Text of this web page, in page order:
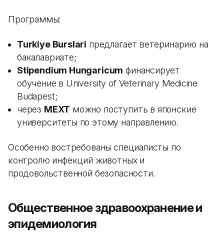
Программы:
Turkiye Burslari предлагает ветеринарию на
бакалавриате;
Stipendium Hungaricum финансирует
обучение в University of Veterinary Medicine
Budapest;
через MEXT можно поступить в японские
университеты по этому направлению.
Особенно востребованы специалисты по
контролю инфекций животных и
продовольственной безопасности.
Общественное здравоохранение и
эпидемиология